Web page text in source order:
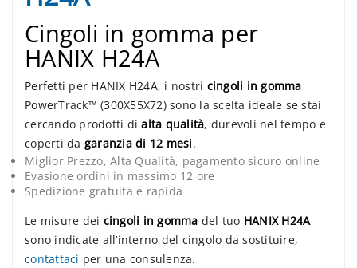
Cingoli in gomma per
HANIX H24A
Perfetti per HANIX H24A, i nostri cingoli in gomma
PowerTrack™ (300X55X72) sono la scelta ideale se stai
cercando prodotti dialta qualità, durevoli nel tempo e
coperti da garanzia di 12 mesi.
Miglior Prezzo, Alta Qualità, pagamento sicuro online
Evasione ordini in massimo 12 ore
Spedizione gratuita e rapida
Le misure dei cingoli in gomma del tuo HANIX H24A
sono indicate all’interno del cingolo da sostituire,
contattaci per una consulenza.